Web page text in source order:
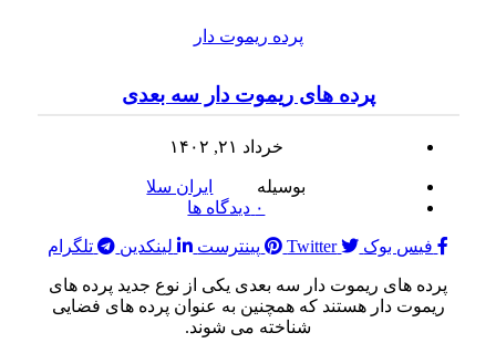
پرده ریموت دار
پرده های ریموت دار سه بعدی
خرداد ۲۱, ۱۴۰۲
بوسیله
ایران سلا
۰ دیدگاه ها
فیس بوک Twitter پینترست لینکدین تلگرام
پرده های ریموت دار سه بعدی یکی از نوع جدید پرده های
ریموت دار هستند که همچنین به عنوان پرده های فضایی
شناخته می شوند.